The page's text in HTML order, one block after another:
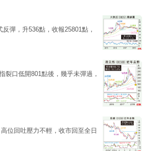
彈，升536點，收報25801點，
裂口低開801點後，幾乎未彈過，
位回吐壓力不輕，收市回至全日